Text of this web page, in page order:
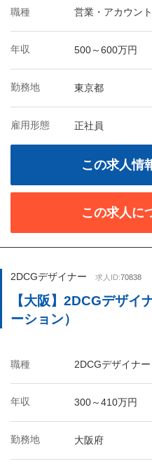
職種 営業・アカウン
年収 500～600万円
勤務地 東京都
雇用形態 正社員
この求人情
この求人に
2DCGデザイナー 求人ID:70838
【大阪】2DCGデザイ
ーション）
職種 2DCGデザイナー
年収 300～410万円
勤務地 大阪府